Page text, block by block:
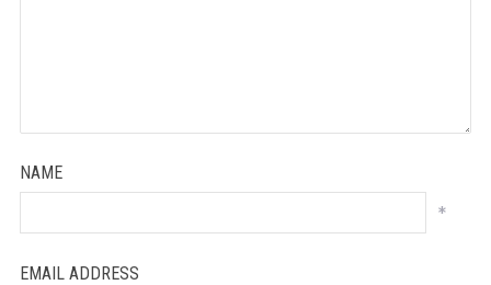
NAME
*
EMAIL ADDRESS